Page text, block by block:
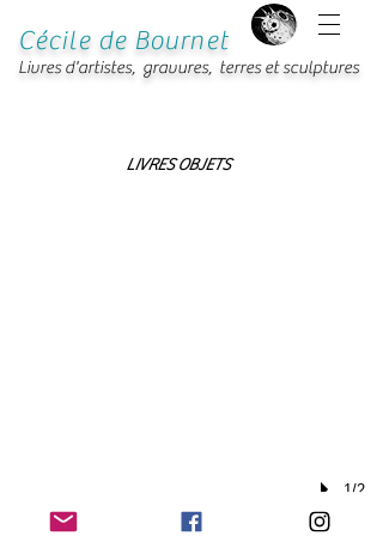
Cécile de Bournet
Livres d'artistes, gravures, terres et sculptures
LIVRES OBJETS
1/2